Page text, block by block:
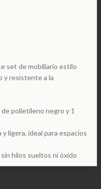
set de mobiliario estilo
y resistente a la
polietileno negro y 1
ligera, ideal para espacios
hilos sueltos ni óxido